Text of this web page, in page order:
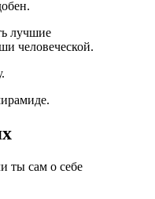
лучшие
человеческой.
ты сам о себе